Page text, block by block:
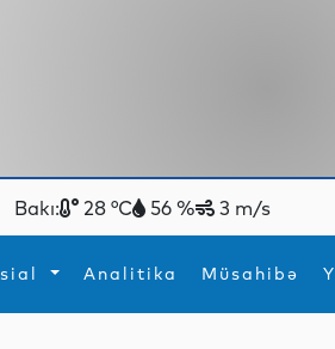
Bakı: 28 °C 56 % 3 m/s
Analitika Müsahibə